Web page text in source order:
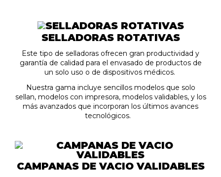
SELLADORAS ROTATIVAS
Este tipo de selladoras ofrecen gran productividad y
garantía de calidad para el envasado de productos de
un solo uso o de dispositivos médicos.
Nuestra gama incluye sencillos modelos que solo
sellan, modelos con impresora, modelos validables, y los
más avanzados que incorporan los últimos avances
tecnológicos.
CAMPANAS DE VACIO VALIDABLES